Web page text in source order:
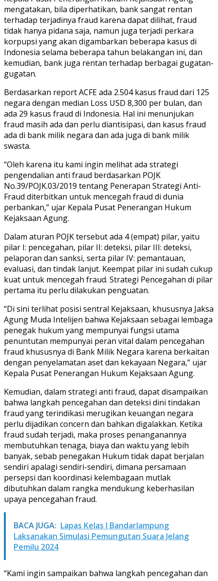
mengatakan, bila diperhatikan, bank sangat rentan
terhadap terjadinya fraud karena dapat dilihat, fraud
tidak hanya pidana saja, namun juga terjadi perkara
korpupsi yang akan digambarkan beberapa kasus di
Indonesia selama beberapa tahun belakangan ini, dan
kemudian, bank juga rentan terhadap berbagai gugatan-
gugatan.
Berdasarkan report ACFE ada 2.504 kasus fraud dari 125
negara dengan median Loss USD 8,300 per bulan, dan
ada 29 kasus fraud di Indonesia. Hal ini menunjukan
fraud masih ada dan perlu diantisipasi, dan kasus fraud
ada di bank milik negara dan ada juga di bank milik
swasta.
“Oleh karena itu kami ingin melihat ada strategi
pengendalian anti fraud berdasarkan POJK
No.39/POJK.03/2019 tentang Penerapan Strategi Anti-
Fraud diterbitkan untuk mencegah fraud di dunia
perbankan,” ujar Kepala Pusat Penerangan Hukum
Kejaksaan Agung.
Dalam aturan POJK tersebut ada 4 (empat) pilar, yaitu
pilar I: pencegahan, pilar II: deteksi, pilar III: deteksi,
pelaporan dan sanksi, serta pilar IV: pemantauan,
evaluasi, dan tindak lanjut. Keempat pilar ini sudah cukup
kuat untuk mencegah fraud. Strategi Pencegahan di pilar
pertama itu perlu dilakukan penguatan.
“Di sini terlihat posisi sentral Kejaksaan, khususnya Jaksa
Agung Muda Intelijen bahwa Kejaksaan sebagai lembaga
penegak hukum yang mempunyai fungsi utama
penuntutan mempunyai peran vital dalam pencegahan
fraud khususnya di Bank Milik Negara karena berkaitan
dengan penyelamatan aset dan kekayaan Negara,” ujar
Kepala Pusat Penerangan Hukum Kejaksaan Agung.
Kemudian, dalam strategi anti fraud, dapat disampaikan
bahwa langkah pencegahan dan deteksi dini tindakan
fraud yang terindikasi merugikan keuangan negara
perlu dijadikan concern dan bahkan digalakkan. Ketika
fraud sudah terjadi, maka proses penanganannya
membutuhkan tenaga, biaya dan waktu yang lebih
banyak, sebab penegakan Hukum tidak dapat berjalan
sendiri apalagi sendiri-sendiri, dimana persamaan
persepsi dan koordinasi kelembagaan mutlak
dibutuhkan dalam rangka mendukung keberhasilan
upaya pencegahan fraud.
BACA JUGA: Lapas Kelas I Bandarlampung
Laksanakan Simulasi Pemungutan Suara Jelang
Pemilu 2024
“Kami ingin sampaikan bahwa langkah pencegahan dan